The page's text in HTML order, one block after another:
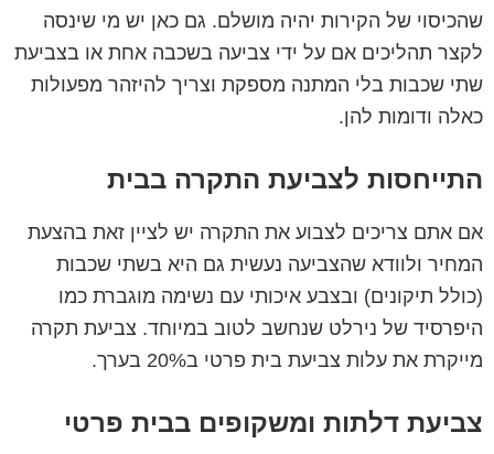
שהכיסוי של הקירות יהיה מושלם. גם כאן יש מי שינסה
לקצר תהליכים אם על ידי צביעה בשכבה אחת או בצביעת
שתי שכבות בלי המתנה מספקת וצריך להיזהר מפעולות
כאלה ודומות להן.
התייחסות לצביעת התקרה בבית
אם אתם צריכים לצבוע את התקרה יש לציין זאת בהצעת
המחיר ולוודא שהצביעה נעשית גם היא בשתי שכבות
(כולל תיקונים) ובצבע איכותי עם נשימה מוגברת כמו
היפרסיד של נירלט שנחשב לטוב במיוחד. צביעת תקרה
מייקרת את עלות צביעת בית פרטי ב20% בערך.
צביעת דלתות ומשקופים בבית פרטי